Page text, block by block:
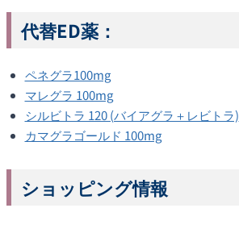
代替ED薬：
ペネグラ100mg
マレグラ 100mg
シルビトラ 120 (バイアグラ＋レビトラ)
カマグラゴールド 100mg
ショッピング情報